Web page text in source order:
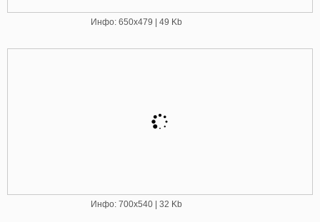
Инфо: 650х479 | 49 Kb
Инфо: 700х540 | 32 Kb